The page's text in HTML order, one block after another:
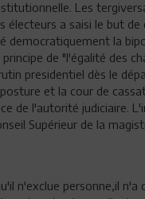
Les
électeurs a saisi le but de
democratiquement la
de "l'égalité des
presidentiel dès le
et la cour de
de l'autorité judiciaire.
Supérieur de la
n'exclue personne,il n'a